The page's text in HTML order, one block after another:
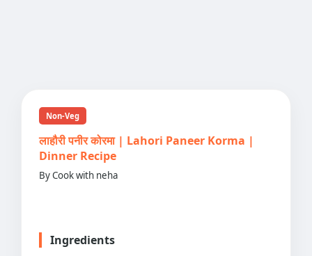
Non-Veg
लाहौरी पनीर कोरमा | Lahori Paneer Korma |
Dinner Recipe
By Cook with neha
Ingredients